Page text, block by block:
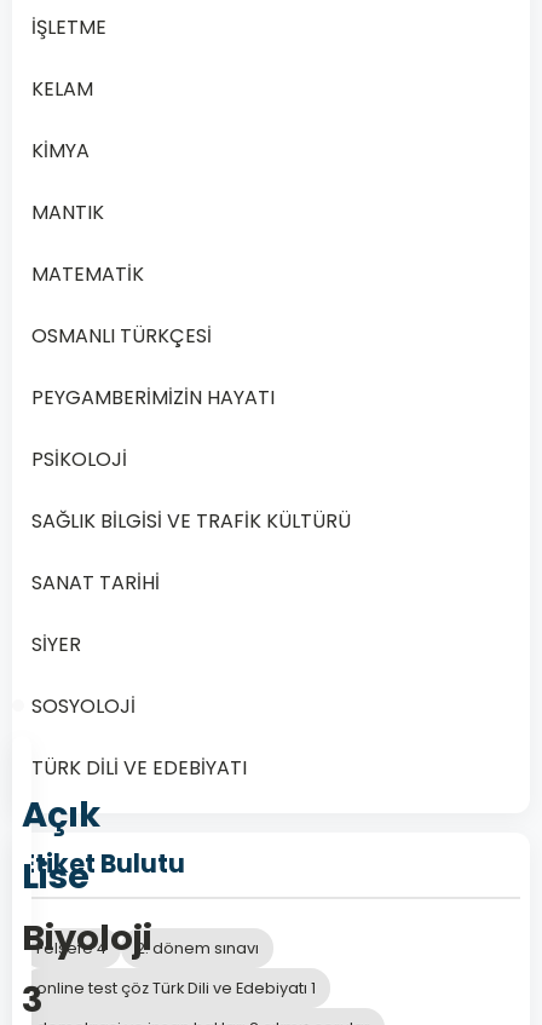
B
Tempolu
sonra hızlı
C
Yavru filin
tonlarca
ulaşması
D
Küçük bir
ağaca
Açık
Lise
Biyoloji
3
İŞLETME
KELAM
KİMYA
MANTIK
MATEMATİK
OSMANLI TÜRKÇESİ
PEYGAMBERİMİZİN HAYATI
PSİKOLOJİ
SAĞLIK BİLGİSİ VE TRAFİK KÜLTÜRÜ
SANAT TARİHİ
SİYER
SOSYOLOJİ
TÜRK DİLİ VE EDEBİYATI
Etiket Bulutu
Felsefe 4
2. dönem sınavı
online test çöz Türk Dili ve Edebiyatı 1